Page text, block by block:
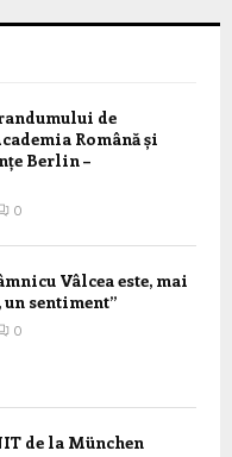
de
Română și
Berlin –
0
Vâlcea este, mai
sentiment”
0
de la München